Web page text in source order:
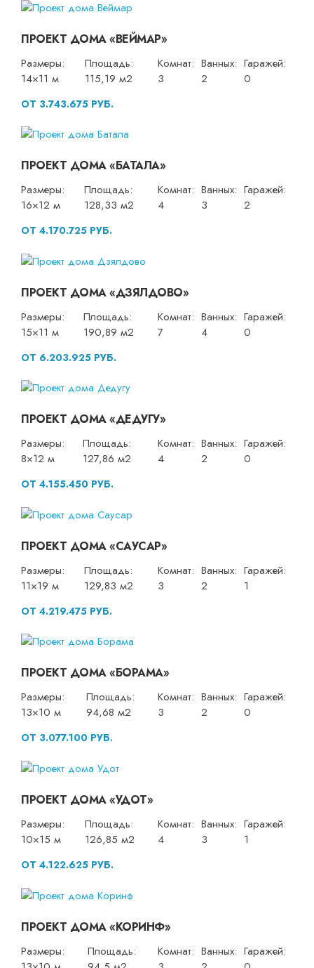
ПРОЕКТ ДОМА «ВЕЙМАР»
Размеры:
14×11 м
Площадь:
115,19 м2
Комнат:
3
Ванных:
2
Гаражей:
0
ОТ 3.743.675 РУБ.
ПРОЕКТ ДОМА «БАТАЛА»
Размеры:
16×12 м
Площадь:
128,33 м2
Комнат:
4
Ванных:
3
Гаражей:
2
ОТ 4.170.725 РУБ.
ПРОЕКТ ДОМА «ДЗЯЛДОВО»
Размеры:
15×11 м
Площадь:
190,89 м2
Комнат:
7
Ванных:
4
Гаражей:
0
ОТ 6.203.925 РУБ.
ПРОЕКТ ДОМА «ДЕДУГУ»
Размеры:
8×12 м
Площадь:
127,86 м2
Комнат:
4
Ванных:
2
Гаражей:
0
ОТ 4.155.450 РУБ.
ПРОЕКТ ДОМА «САУСАР»
Размеры:
11×19 м
Площадь:
129,83 м2
Комнат:
3
Ванных:
2
Гаражей:
1
ОТ 4.219.475 РУБ.
ПРОЕКТ ДОМА «БОРАМА»
Размеры:
13×10 м
Площадь:
94,68 м2
Комнат:
3
Ванных:
2
Гаражей:
0
ОТ 3.077.100 РУБ.
ПРОЕКТ ДОМА «УДОТ»
Размеры:
10×15 м
Площадь:
126,85 м2
Комнат:
4
Ванных:
3
Гаражей:
1
ОТ 4.122.625 РУБ.
ПРОЕКТ ДОМА «КОРИНФ»
Размеры:
Площадь:
Комнат: Ванных: Гаражей: